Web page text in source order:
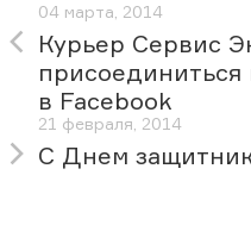
04 марта, 2014
Курьер Сервис
в Facebook
21 февраля, 2014
С Днем